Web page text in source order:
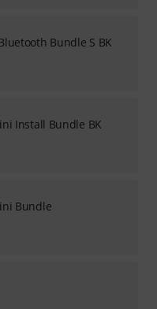
Bundle S BK
Install Bundle BK
Bundle